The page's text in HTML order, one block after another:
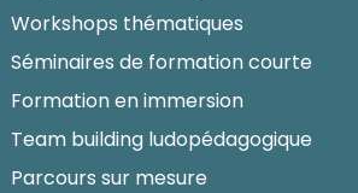
Workshops thématiques
Séminaires de formation courte
Formation en immersion
Team building ludopédagogique
Parcours sur mesure